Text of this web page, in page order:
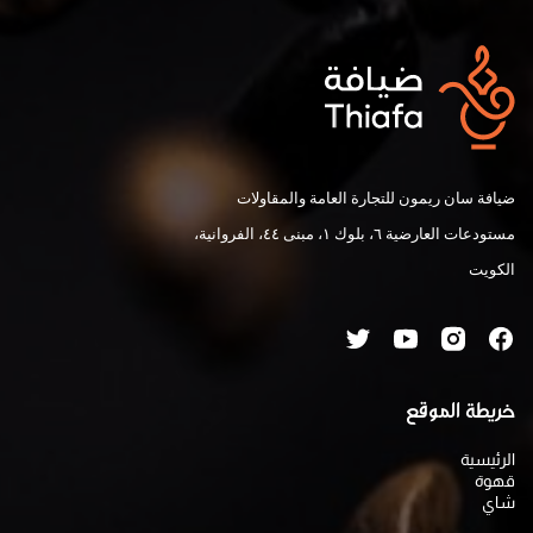
ضيافة سان ريمون للتجارة العامة والمقاولات
مستودعات العارضية ٦، بلوك ١، مبنى ٤٤، الفروانية،
الكويت
خريطة الموقع
الرئيسية
قهوة
شاي